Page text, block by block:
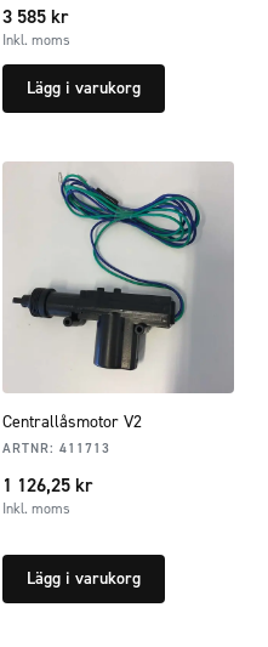
3 585 kr
Inkl. moms
Lägg i varukorg
Centrallåsmotor V2
ARTNR: 411713
1 126,25 kr
Inkl. moms
Lägg i varukorg